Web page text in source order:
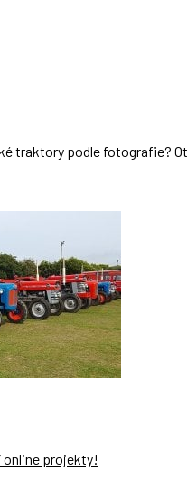
traktory podle fotografie?
online projekty!